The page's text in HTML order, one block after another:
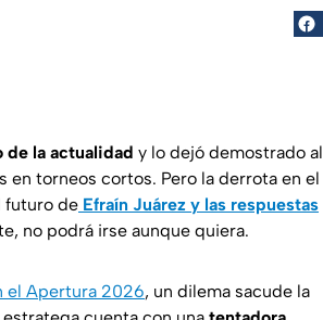
de la actualidad y lo dejó demostrado al
torneos cortos. Pero la derrota en el
futuro de Efraín Juárez y las respuestas
no podrá irse aunque quiera.
el Apertura 2026, un dilema sacude la